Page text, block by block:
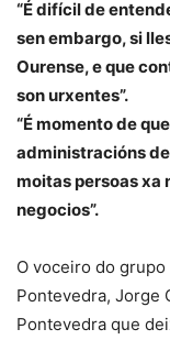
“É difícil de
sen embargo, si
Ourense, e que
son urxentes”.
“É momento de
administracións
moitas persoas xa
negocios”.
O voceiro do
Pontevedra, Jorge
Pontevedra que